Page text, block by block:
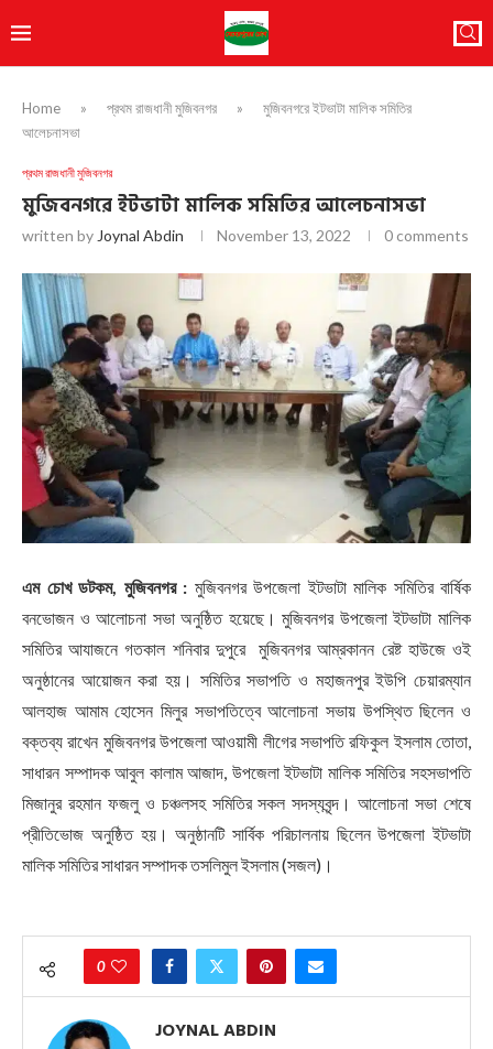
Home » প্রথম রাজধানী মুজিবনগর »
মুজিবনগরে ইটভাটা মালিক সমিতির
আলেচনাসভা
প্রথম রাজধানী মুজিবনগর
মুজিবনগরে ইটভাটা মালিক সমিতির আলেচনাসভা
written by Joynal Abdin November 13, 2022 0 comments
এম চোখ ডটকম, মুজিবনগর : মুজিবনগর উপজেলা ইটভাটা মালিক সমিতির বার্ষিক
বনভোজন ও আলোচনা সভা অনুষ্ঠিত হয়েছে। মুজিবনগর উপজেলা ইটভাটা মালিক
সমিতির আযাজনে গতকাল শনিবার দুপুরে মুজিবনগর আম্রকানন রেষ্ট হাউজে ওই
অনুষ্ঠানের আয়োজন করা হয়। সমিতির সভাপতি ও মহাজনপুর ইউপি চেয়ারম্যান
আলহাজ আমাম হোসেন মিলুর সভাপতিত্বে আলোচনা সভায় উপস্থিত ছিলেন ও
বক্তব্য রাখেন মুজিবনগর উপজেলা আওয়ামী লীগের সভাপতি রফিকুল ইসলাম তোতা,
সাধারন সম্পাদক আবুল কালাম আজাদ, উপজেলা ইটভাটা মালিক সমিতির সহসভাপতি
মিজানুর রহমান ফজলু ও চঞ্চলসহ সমিতির সকল সদস্যবৃন্দ। আলোচনা সভা শেষে
প্রীতিভোজ অনুষ্ঠিত হয়। অনুষ্ঠানটি সার্বিক পরিচালনায় ছিলেন উপজেলা ইটভাটা
মালিক সমিতির সাধারন সম্পাদক তসলিমুল ইসলাম (সজল)।
0
JOYNAL ABDIN